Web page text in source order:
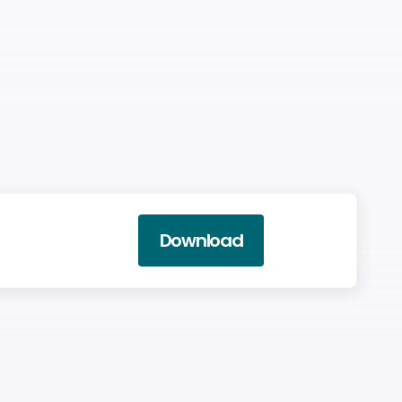
Download